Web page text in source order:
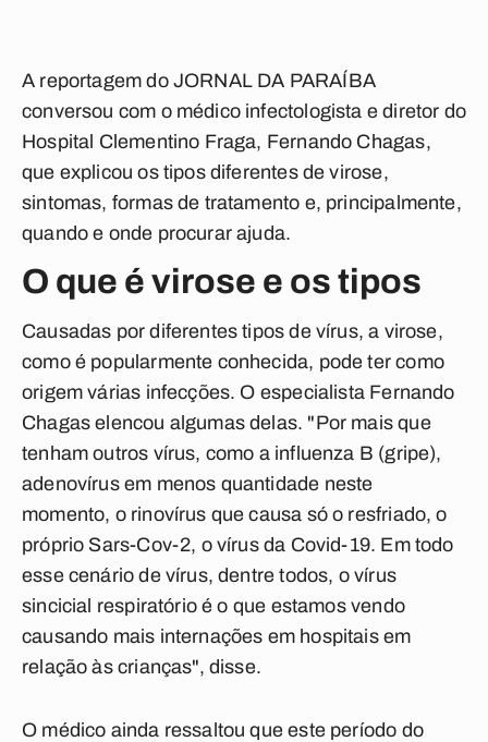
A reportagem do JORNAL DA PARAÍBA
conversou com o médico infectologista e diretor do
Hospital Clementino Fraga, Fernando Chagas,
que explicou os tipos diferentes de virose,
sintomas, formas de tratamento e, principalmente,
quando e onde procurar ajuda.
O que é virose e os tipos
Causadas por diferentes tipos de vírus, a virose,
como é popularmente conhecida, pode ter como
origem várias infecções. O especialista Fernando
Chagas elencou algumas delas. "Por mais que
tenham outros vírus, como a influenza B (gripe),
adenovírus em menos quantidade neste
momento, o rinovírus que causa só o resfriado, o
próprio Sars-Cov-2, o vírus da Covid-19. Em todo
esse cenário de vírus, dentre todos, o vírus
sincicial respiratório é o que estamos vendo
causando mais internações em hospitais em
relação às crianças", disse.
O médico ainda ressaltou que este período do